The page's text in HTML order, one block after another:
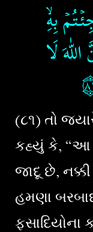
بِهِۙ
لَا
(૮૧) તો
કહ્યું કે, “આ
જાદૂ છે,
હમણા
ફસાદિયોના